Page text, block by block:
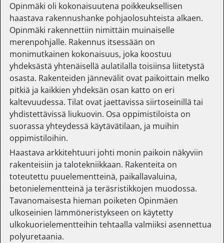
Opinmäki oli kokonaisuutena poikkeuksellisen
haastava rakennushanke pohjaolosuhteista alkaen.
Opinmäki rakennettiin nimittäin muinaiselle
merenpohjalle. Rakennus itsessään on
monimutkainen kokonaisuus, joka koostuu
yhdeksästä yhtenäisellä aulatilalla toisiinsa liitetystä
osasta. Rakenteiden jännevälit ovat paikoittain melko
pitkiä ja kaikkien yhdeksän osan katto on eri
kaltevuudessa. Tilat ovat jaettavissa siirtoseinillä tai
yhdistettävissä liukuovin. Osa oppimistiloista on
suorassa yhteydessä käytävätilaan, ja muihin
oppimistiloihin.
Haastava arkkitehtuuri johti monin paikoin näkyviin
rakenteisiin ja talotekniikkaan. Rakenteita on
toteutettu puuelementteinä, paikallavaluina,
betonielementteinä ja teräsristikkojen muodossa.
Tavanomaisesta hieman poiketen Opinmäen
ulkoseinien lämmöneristykseen on käytetty
ulkokuorielementteihin tehtaalla valmiiksi asennettua
polyuretaania.